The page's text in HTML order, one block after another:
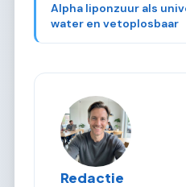
Alpha liponzuur als
water en vetoplosbaar
Redactie